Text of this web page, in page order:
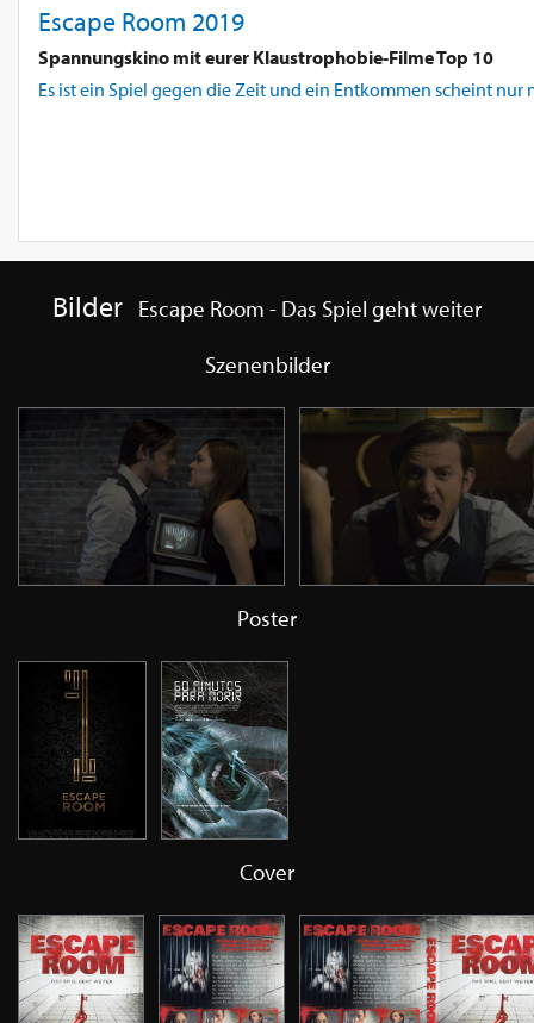
Escape Room 2019
Spannungskino mit eurer Klaustrophobie-Filme Top 10
Es ist ein Spiel gegen die Zeit und ein Entkommen scheint nur
Bilder Escape Room - Das Spiel geht weiter
Szenenbilder
Poster
Cover